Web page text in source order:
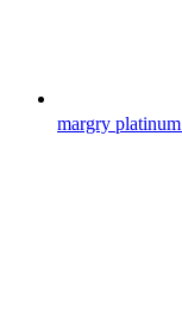
margry platinum